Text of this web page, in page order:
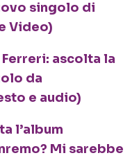
singolo di
Video)
ascolta la
da
e audio)
l’album
Mi sarebbe